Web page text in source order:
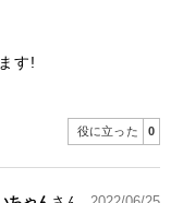
す!
役に立った 0